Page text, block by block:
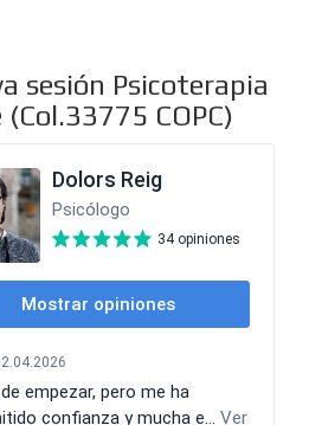
sesión Psicoterapia
(Col.33775 COPC)